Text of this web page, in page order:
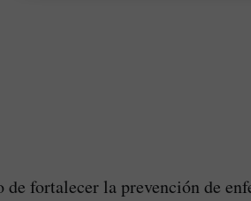
fortalecer la prevención de